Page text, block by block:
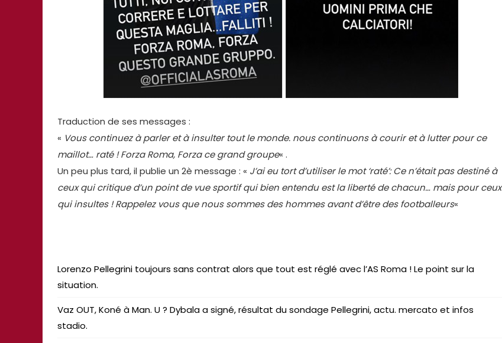
Traduction de ses messages :
« Vous continuez à parler et à insulter tout le monde. nous continuons à courir et à lutter pour ce
maillot… raté ! Forza Roma, Forza ce grand groupe« .
Un peu plus tard, il publie un 2è message : « J’ai eu tort d’utiliser le mot ‘raté’: Ce n’était pas destiné à
ceux qui critique d’un point de vue sportif qui bien entendu est la liberté de chacun… mais pour ceux
qui insultes ! Rappelez vous que nous sommes des hommes avant d’être des footballeurs«
Lorenzo Pellegrini toujours sans contrat alors que tout est réglé avec l’AS Roma ! Le point sur la
situation.
Vaz OUT, Koné à Man. U ? Dybala a signé, résultat du sondage Pellegrini, actu. mercato et infos
stadio.